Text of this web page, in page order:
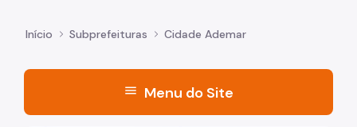
Início Subprefeituras Cidade Ademar
menu Menu do Site